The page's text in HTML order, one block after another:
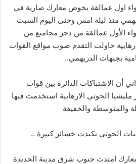
اول عمالقة يخوض معارك ضارية في
منذ ليلة امس وحتى اليوم السبت
الأول عمالقة من دحر مجاميع من
حاولت التقدم صوب مواقع القوات
بجبهات الدريهمي..
أن الاشتباكات الدائرة بين قوات
مليشيا الحوثي الارهابية استخدمت فيها
والمتوسطة والخفيفة
الحوثي تكبدت خسائر كبيرة ..
امتدت جنوب شرق مدينة الحديدة